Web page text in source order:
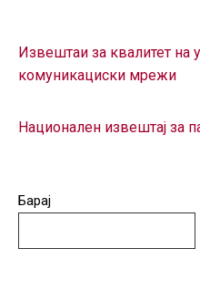
Извештаи за квалитет на
комуникациски мрежи
Национален извештај за
Барај